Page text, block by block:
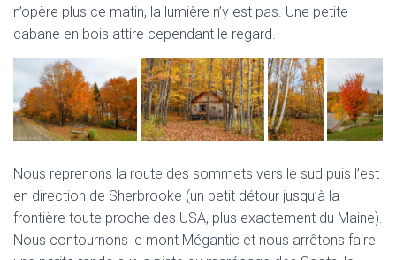
n’opère plus ce matin, la lumière n’y est pas. Une petite
cabane en bois attire cependant le regard.
Nous reprenons la route des sommets vers le sud puis l’est
en direction de Sherbrooke (un petit détour jusqu’à la
frontière toute proche des USA, plus exactement du Maine).
Nous contournons le mont Mégantic et nous arrêtons faire